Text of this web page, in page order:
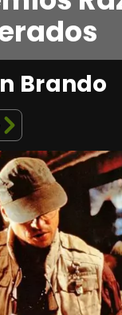
Brando